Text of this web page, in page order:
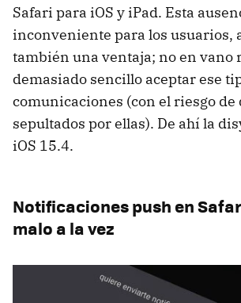
Safari para iOS y iPad. Esta
inconveniente para los usuarios,
también una ventaja; no en vano
demasiado sencillo aceptar ese
comunicaciones (con el riesgo de
sepultados por ellas). De ahí la
iOS 15.4.
Notificaciones push en
malo a la vez